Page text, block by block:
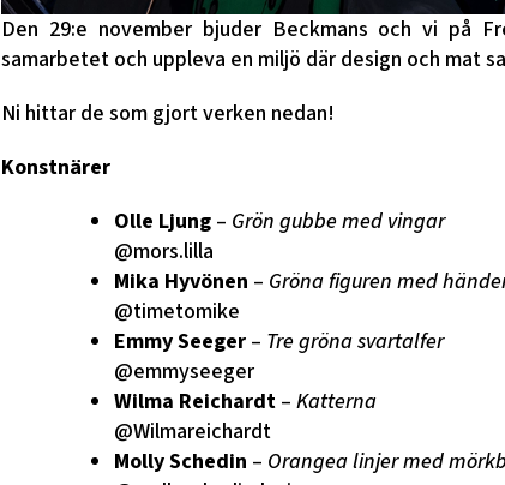
Den 29:e november bjuder Beckmans och vi på
samarbetet och uppleva en miljö där design och mat
Ni hittar de som gjort verken nedan!
Konstnärer
Olle Ljung – Grön gubbe med vingar
@mors.lilla
Mika Hyvönen – Gröna figuren med
@timetomike
Emmy Seeger – Tre gröna svartalfer
@emmyseeger
Wilma Reichardt – Katterna
@Wilmareichardt
Molly Schedin – Orangea linjer med